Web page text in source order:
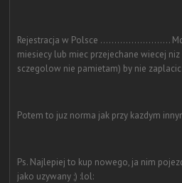
Rejestracja w Polsce .........................
miesiecy lub miec przejechane wiecej
sczegolow nie pamietam) by nie zaplacic
Potem to juz norma jak przy kazdym
Ps. Najlepiej to kup nowego, ja nim
jako uzywany ;) :lol: